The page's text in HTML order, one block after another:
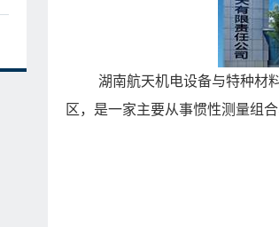
湖南航天机电设备与特种材
区，是一家主要从事惯性测量组